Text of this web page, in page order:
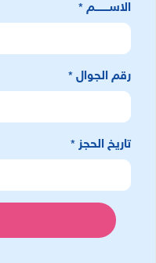
الاســـــــــم*
رقم الجوال*
تاريخ الحجز*